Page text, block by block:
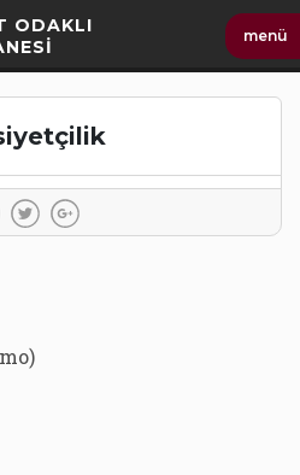
ODAKLI
menü